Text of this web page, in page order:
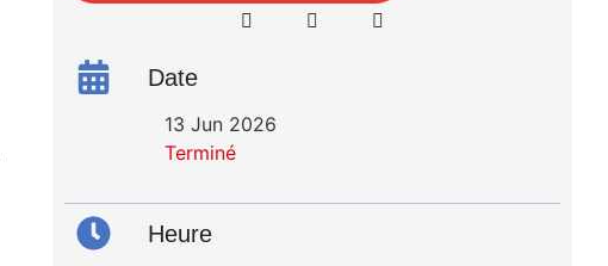
Date
13 Jun 2026
Terminé
Heure